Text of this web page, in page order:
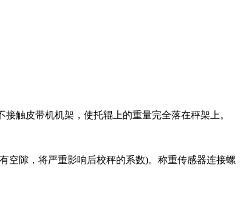
触皮带机机架，使托辊上的重量完全落在秤架上。
隙，将严重影响后校秤的系数)。称重传感器连接螺